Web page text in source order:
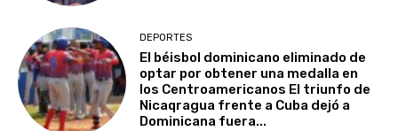
DEPORTES
El béisbol dominicano eliminado de
optar por obtener una medalla en
los Centroamericanos El triunfo de
Nicaqragua frente a Cuba dejó a
Dominicana fuera...